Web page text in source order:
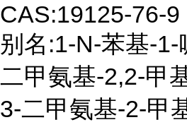
CAS:19125-76-9
别名:1-N-苯基-1-
二甲氨基-2,2-甲
3-二甲氨基-2-甲